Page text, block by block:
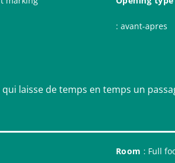
: avant-apres
laisse de temps en temps un
Room : Full